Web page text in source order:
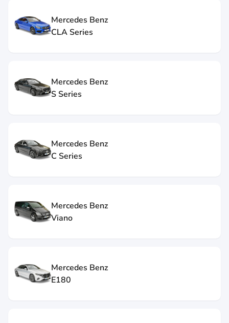
Mercedes Benz
CLA Series
Mercedes Benz
S Series
Mercedes Benz
C Series
Mercedes Benz
Viano
Mercedes Benz
E180